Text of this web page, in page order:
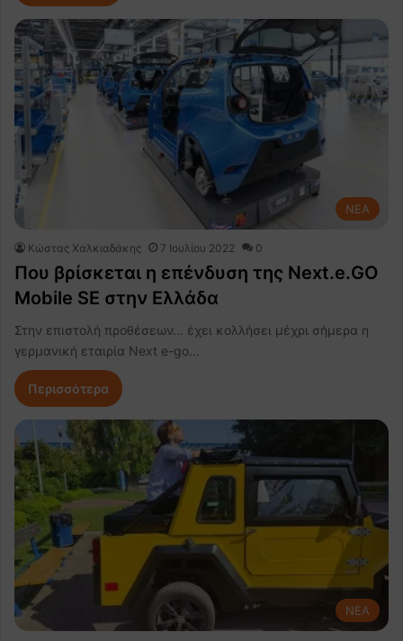
NEA
Κώστας Χαλκιαδάκης 7 Ιουλίου 2022 0
Που βρίσκεται η επένδυση της Next.e.GO
Mobile SE στην Ελλάδα
Στην επιστολή προθέσεων… έχει κολλήσει μέχρι σήμερα η
γερμανική εταιρία Next e-go…
Περισσότερα
NEA